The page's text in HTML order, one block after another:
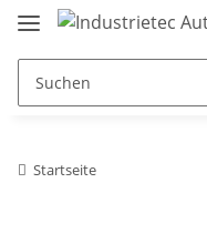
Startseite